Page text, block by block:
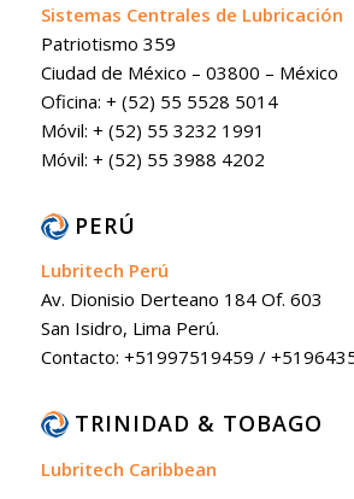
Sistemas Centrales de Lubricación
Patriotismo 359
Ciudad de México – 03800 – México
Oficina: + (52) 55 5528 5014
Móvil: + (52) 55 3232 1991
Móvil: + (52) 55 3988 4202
PERÚ
Lubritech Perú
Av. Dionisio Derteano 184 Of. 603
San Isidro, Lima Perú.
Contacto: +51997519459 /
TRINIDAD & TOBAGO
Lubritech Caribbean